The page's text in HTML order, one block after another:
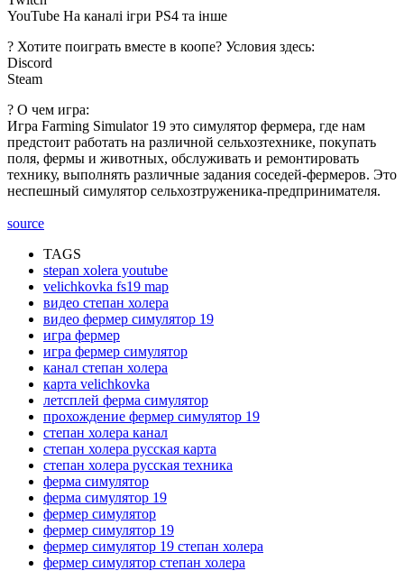
YouTube На каналі ігри PS4 та інше
? Хотите поиграть вместе в коопе? Условия здесь:
Discord
Steam
? О чем игра:
Игра Farming Simulator 19 это симулятор фермера, где нам
предстоит работать на различной сельхозтехнике, покупать
поля, фермы и животных, обслуживать и ремонтировать
технику, выполнять различные задания соседей-фермеров. Это
неспешный симулятор сельхозтруженика-предпринимателя.
source
TAGS
stepan xolera youtube
velichkovka fs19 map
видео степан холера
видео фермер симулятор 19
игра фермер
игра фермер симулятор
канал степан холера
карта velichkovka
летсплей ферма симулятор
прохождение фермер симулятор 19
степан холера канал
степан холера русская карта
степан холера русская техника
ферма симулятор
ферма симулятор 19
фермер симулятор
фермер симулятор 19
фермер симулятор 19 степан холера
фермер симулятор степан холера